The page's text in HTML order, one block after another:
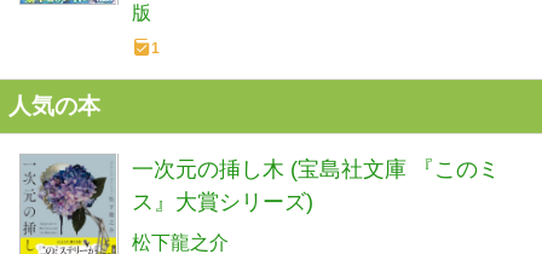
版
1
人気の本
一次元の挿し木 (宝島社文庫 『このミ
ス』大賞シリーズ)
松下龍之介